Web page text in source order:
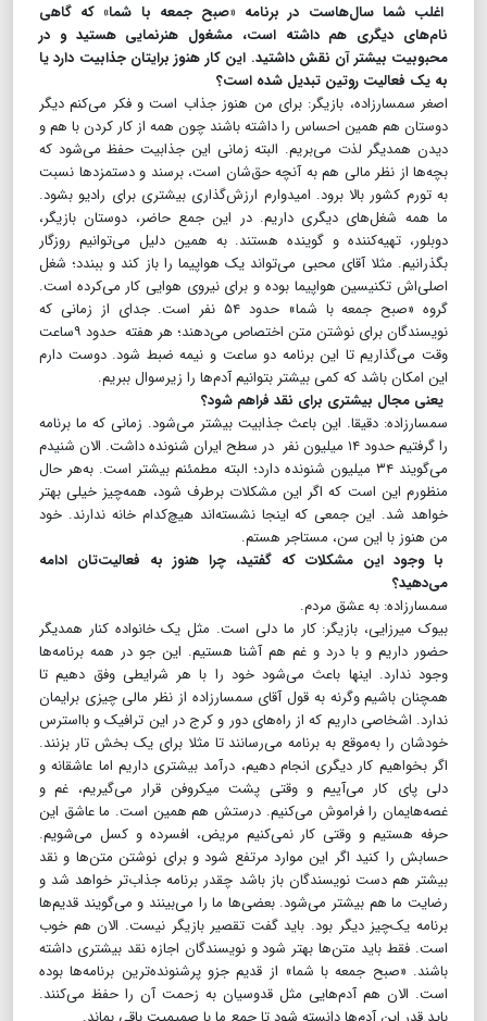
اغلب شما سال‌هاست در برنامه «صبح جمعه با شما» که گاهی
نام‌های دیگری هم داشته است، مشغول هنرنمایی هستید و در
محبوبیت بیشتر آن نقش داشتید. این کار هنوز برایتان جذابیت دارد یا
به یک فعالیت روتین تبدیل شده است؟
اصغر سمسارزاده، بازیگر: برای من هنوز جذاب است و فکر می‌کنم دیگر
دوستان هم همین احساس را داشته باشند چون همه از کار کردن با هم و
دیدن همدیگر لذت می‌بریم. البته زمانی این جذابیت حفظ می‌شود که
بچه‌ها از نظر مالی هم به آنچه حق‌شان است، برسند و دستمزدها نسبت
به تورم کشور بالا برود. امیدوارم ارزش‌گذاری بیشتری برای رادیو بشود.
ما همه شغل‌های دیگری داریم. در این جمع حاضر، دوستان بازیگر،
دوبلور، تهیه‌کننده و گوینده هستند. به همین دلیل می‌توانیم روزگار
بگذرانیم. مثلا آقای محبی می‌تواند یک هواپیما را باز کند و ببندد؛ شغل
اصلی‌اش تکنیسین هواپیما بوده و برای نیروی هوایی کار می‌کرده است.
گروه «صبح جمعه با شما» حدود ۵۴ نفر است. جدای از زمانی که
نویسندگان برای نوشتن متن اختصاص می‌دهند؛ هر هفته حدود ۹ساعت
وقت می‌گذاریم تا این برنامه دو ساعت و نیمه ضبط شود. دوست دارم
این امکان باشد که کمی بیشتر بتوانیم آدم‌ها را زیرسوال ببریم.
یعنی مجال بیشتری برای نقد فراهم شود؟
سمسارزاده: دقیقا. این باعث جذابیت بیشتر می‌شود. زمانی که ما برنامه
را گرفتیم حدود ۱۴ میلیون نفر در سطح ایران شنونده داشت. الان شنیدم
می‌گویند ۳۴ میلیون شنونده دارد؛ البته مطمئنم بیشتر است. به‌هر حال
منظورم این است که اگر این مشکلات برطرف شود، همه‌چیز خیلی بهتر
خواهد شد. این جمعی که اینجا نشسته‌اند هیچ‌کدام خانه ندارند. خود
من هنوز با این سن، مستاجر هستم.
با وجود این مشکلات که گفتید، چرا هنوز به فعالیت‌تان ادامه
می‌دهید؟
سمسارزاده: به عشق مردم.
بیوک میرزایی، بازیگر: کار ما دلی است. مثل یک خانواده کنار همدیگر
حضور داریم و با درد و غم هم آشنا هستیم. این جو در همه برنامه‌ها
وجود ندارد. اینها باعث می‌شود خود را با هر شرایطی وفق دهیم تا
همچنان باشیم وگرنه به قول آقای سمسارزاده از نظر مالی چیزی برایمان
ندارد. اشخاصی داریم که از راه‌های دور و کرج در این ترافیک و بااسترس
خودشان را به‌موقع به برنامه می‌رسانند تا مثلا برای یک بخش تار بزنند.
اگر بخواهیم کار دیگری انجام دهیم، درآمد بیشتری داریم اما عاشقانه و
دلی پای کار می‌آییم و وقتی پشت میکروفن قرار می‌گیریم، غم و
غصه‌هایمان را فراموش می‌کنیم. درستش هم همین است. ما عاشق این
حرفه هستیم و وقتی کار نمی‌کنیم مریض، افسرده و کسل می‌شویم.
حسابش را کنید اگر این موارد مرتفع شود و برای نوشتن متن‌ها و نقد
بیشتر هم دست نویسندگان باز باشد چقدر برنامه جذاب‌تر خواهد شد و
رضایت ما هم بیشتر می‌شود. بعضی‌ها ما را می‌بینند و می‌گویند قدیم‌ها
برنامه یک‌چیز دیگر بود. باید گفت تقصیر بازیگر نیست. الان هم خوب
است. فقط باید متن‌ها بهتر شود و نویسندگان اجازه نقد بیشتری داشته
باشند. «صبح جمعه با شما» از قدیم جزو پرشنونده‌ترین برنامه‌ها بوده
است. الان هم آدم‌هایی مثل قدوسیان به زحمت آن را حفظ می‌کنند.